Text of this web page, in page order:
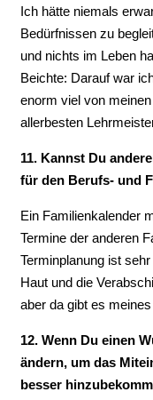
Ich hätte niemals
Bedürfnissen zu
und nichts im Leben
Beichte: Darauf war
enorm viel von
allerbesten
11. Kannst Du
für den Berufs- und
Ein Familienkalender
Termine der anderen
Terminplanung ist
Haut und die
aber da gibt es
12. Wenn Du einen
ändern, um das
besser